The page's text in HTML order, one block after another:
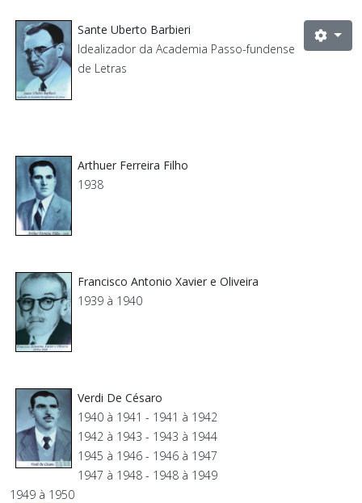
Sante Uberto Barbieri
Idealizador da Academia Passo-fundense
de Letras
Arthuer Ferreira Filho
1938
Francisco Antonio Xavier e Oliveira
1939 à 1940
Verdi De Césaro
1940 à 1941 - 1941 à 1942
1942 à 1943 - 1943 à 1944
1945 à 1946 - 1946 à 1947
1947 à 1948 - 1948 à 1949
1949 à 1950